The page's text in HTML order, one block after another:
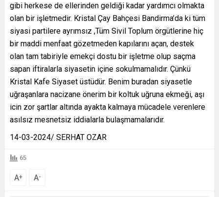
gibi herkese de ellerinden geldiği kadar yardımcı olmakta
olan bir işletmedir. Kristal Çay Bahçesi Bandirma’da ki tüm
siyasi partilere ayrımsız ,Tüm Sivil Toplum örgütlerine hiç
bir maddi menfaat gözetmeden kapılarını açan, destek
olan tam tabiriyle emekçi dostu bir işletme olup saçma
sapan iftiralarla siyasetin içine sokulmamalıdır. Çünkü
Kristal Kafe Siyaset üstüdür. Benim buradan siyasetle
uğraşanlara nacizane önerim bir koltuk uğruna ekmeği, aşı
icin zor şartlar altında ayakta kalmaya mücadele verenlere
asılsız mesnetsiz iddialarla bulaşmamalarıdır.
14-03-2024/ SERHAT OZAR
65
A+ A-